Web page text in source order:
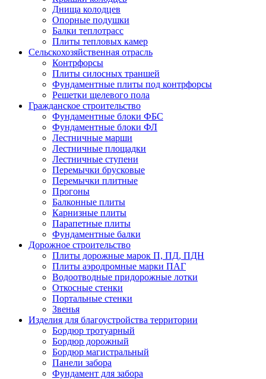
Днища колодцев
Опорные подушки
Балки теплотрасс
Плиты тепловых камер
Сельскохозяйственная отрасль
Контрфорсы
Плиты силосных траншей
Фундаментные плиты под контрфорсы
Решетки щелевого пола
Гражданское строительство
Фундаментные блоки ФБС
Фундаментные блоки ФЛ
Лестничные марши
Лестничные площадки
Лестничные ступени
Перемычки брусковые
Перемычки плитные
Прогоны
Балконные плиты
Карнизные плиты
Парапетные плиты
Фундаментные балки
Дорожное строительство
Плиты дорожные марок П, ПД, ПДН
Плиты аэродромные марки ПАГ
Водоотводные придорожные лотки
Откосные стенки
Портальные стенки
Звенья
Изделия для благоустройства территории
Бордюр тротуарный
Бордюр дорожный
Бордюр магистральный
Панели забора
Фундамент для забора